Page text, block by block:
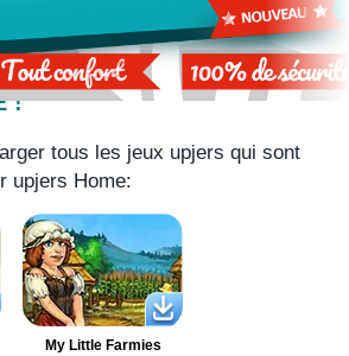
– TÉLÉCHARGER DES
N‘A JAMAIS ÉTÉ
!
tous les jeux upjers qui sont
upjers Home:
My Little Farmies